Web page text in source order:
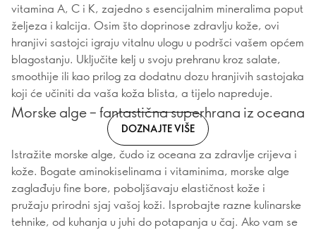
vitamina A, C i K, zajedno s esencijalnim mineralima poput
željeza i kalcija. Osim što doprinose zdravlju kože, ovi
hranjivi sastojci igraju vitalnu ulogu u podršci vašem općem
blagostanju. Uključite kelj u svoju prehranu kroz salate,
smoothije ili kao prilog za dodatnu dozu hranjivih sastojaka
koji će učiniti da vaša koža blista, a tijelo napreduje.
Morske alge – fantastična superhrana iz oceana
DOZNAJTE VIŠE
Istražite morske alge, čudo iz oceana za zdravlje crijeva i
kože. Bogate aminokiselinama i vitaminima, morske alge
zaglađuju fine bore, poboljšavaju elastičnost kože i
pružaju prirodni sjaj vašoj koži. Isprobajte razne kulinarske
tehnike, od kuhanja u juhi do potapanja u čaj. Ako vam se